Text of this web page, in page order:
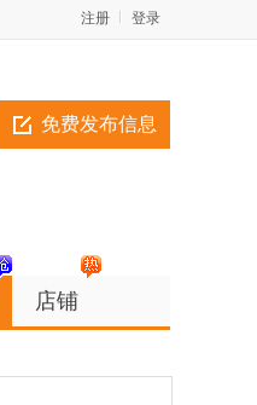
登录
注册
免费发布信息
店铺